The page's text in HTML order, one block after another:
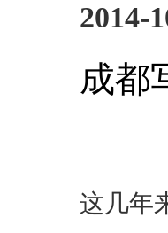
2014-
成都
这几年